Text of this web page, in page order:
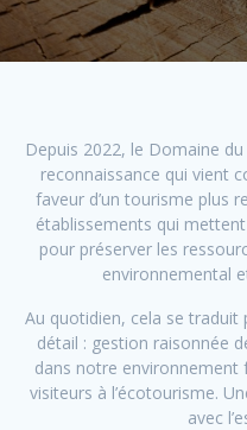
Depuis 2022, le Domaine
reconnaissance qui vient
faveur d’un tourisme plus
établissements qui
pour préserver les
environnemental
Au quotidien, cela se
détail : gestion raisonnée
dans notre environnement
visiteurs à l’écotourisme.
avec